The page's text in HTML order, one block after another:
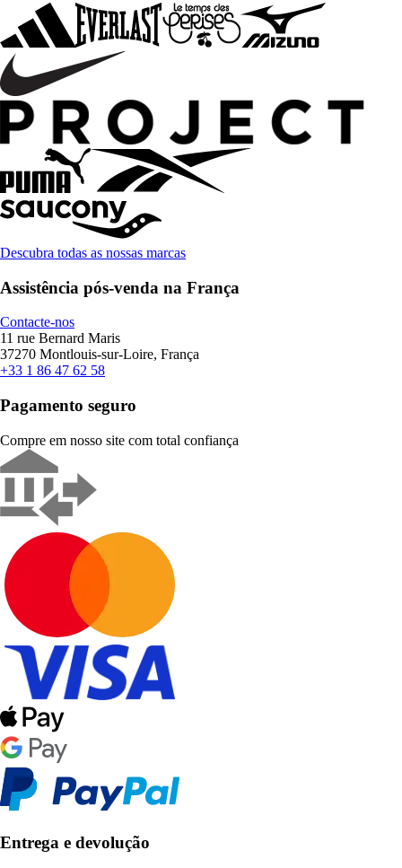
Descubra todas as nossas marcas
Assistência pós-venda na França
Contacte-nos
11 rue Bernard Maris
37270 Montlouis-sur-Loire, França
+33 1 86 47 62 58
Pagamento seguro
Compre em nosso site com total confiança
Entrega e devolução